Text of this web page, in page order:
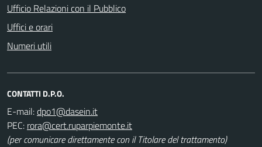
Ufficio Relazioni con il Pubblico
Uffici e orari
Numeri utili
CONTATTI D.P.O.
E-mail:
PEC:
(per comunicare direttamente con il Titolare del trattamento)